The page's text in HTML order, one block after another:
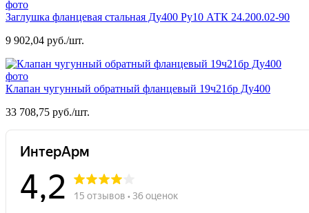
Заглушка фланцевая стальная Ду400 Ру10 АТК 24.200.02-90
9 902,04 руб./шт.
Клапан чугунный обратный фланцевый 19ч21бр Ду400
33 708,75 руб./шт.